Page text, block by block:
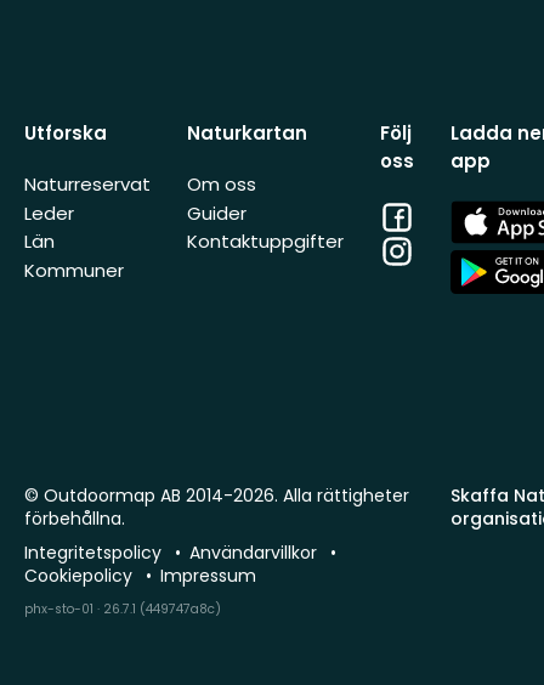
Utforska
Naturreservat
Leder
Län
Kommuner
Naturkartan
Om oss
Guider
Kontaktuppgifter
Följ
oss
Facebook
Instagram
Ladda
app
App
Store
App
Store
Skaffa
© Outdoormap AB 2014-2026. Alla rättigheter
förbehållna.
Integritetspolicy
Användarvillkor
Cookiepolicy
Impressum
phx-sto-01 · 26.7.1 (449747a8c)